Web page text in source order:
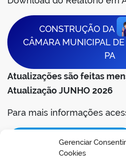
Gerenciar
Cookies
CONSTRUÇÃO DA
CÂMARA MUNICIPAL
PA
Atualizações são feitas
Atualização JUNHO 2026
Para mais informações
ACESSAR O GEO-OBRAS